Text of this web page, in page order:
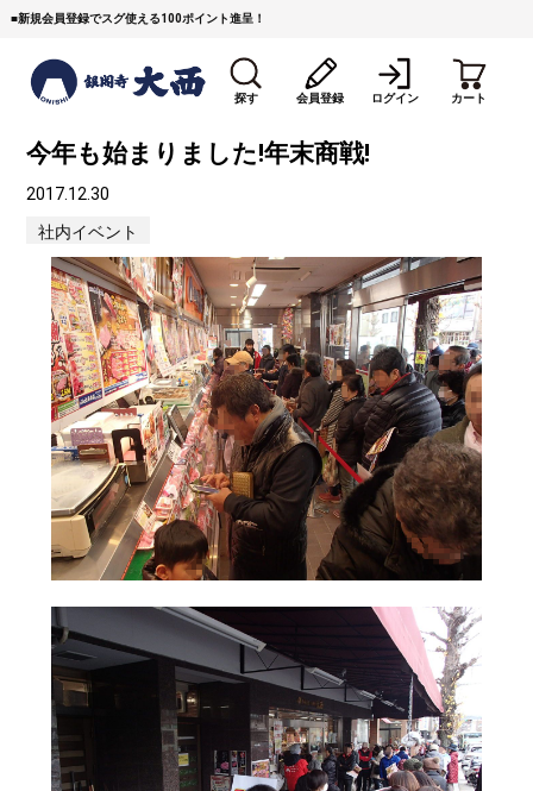
■新規会員登録でスグ使える100ポイント進呈！
探す
すき焼き 焼 肉 ステーキ
しゃぶしゃぶ コマ切れミンチ ローストビーフ
焼豚など（豚肉の加工
品）
牛丼など（牛肉の加工
品）
カレー・コロッケ・ハン
バーグ
タレ類 村沢牛 京丹波平井牛
サステナブル・和牛
千代幻豚 贈り物・ギフト
会員登録 ログイン カート
今年も始まりました!年末商戦!
2017.12.30
社内イベント